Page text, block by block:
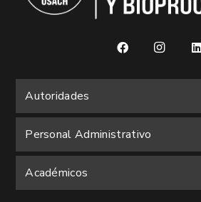
Autoridades
Personal Administrativo
Académicos